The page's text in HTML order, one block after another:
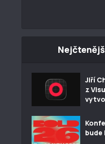
Jiří
z
bude